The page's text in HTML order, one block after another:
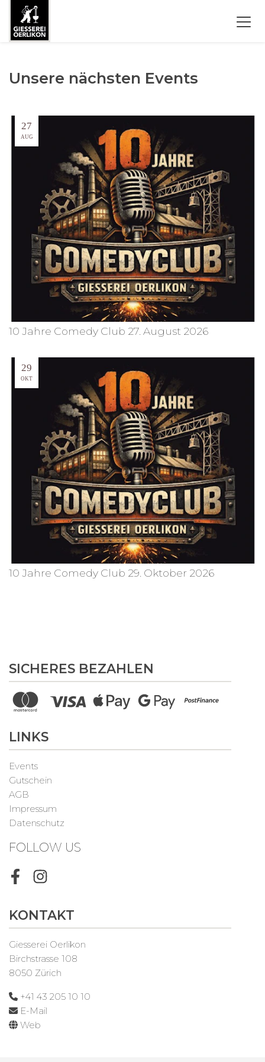
Unsere nächsten Events
27
AUG
10 Jahre Comedy Club 27. August 2026
29
OKT
10 Jahre Comedy Club 29. Oktober 2026
SICHERES BEZAHLEN
LINKS
Events
Gutschein
AGB
Impressum
Datenschutz
FOLLOW US
FacebookInstagram
KONTAKT
Giesserei Oerlikon
Birchstrasse 108
8050 Zürich
+41 43 205 10 10
E-Mail
Web